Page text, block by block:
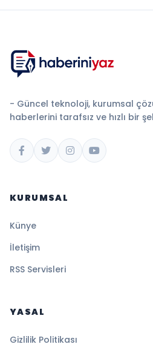
- Güncel teknoloji, kurumsal
haberlerini tarafsız ve hızlı bir
KURUMSAL
Künye
İletişim
RSS Servisleri
YASAL
Gizlilik Politikası